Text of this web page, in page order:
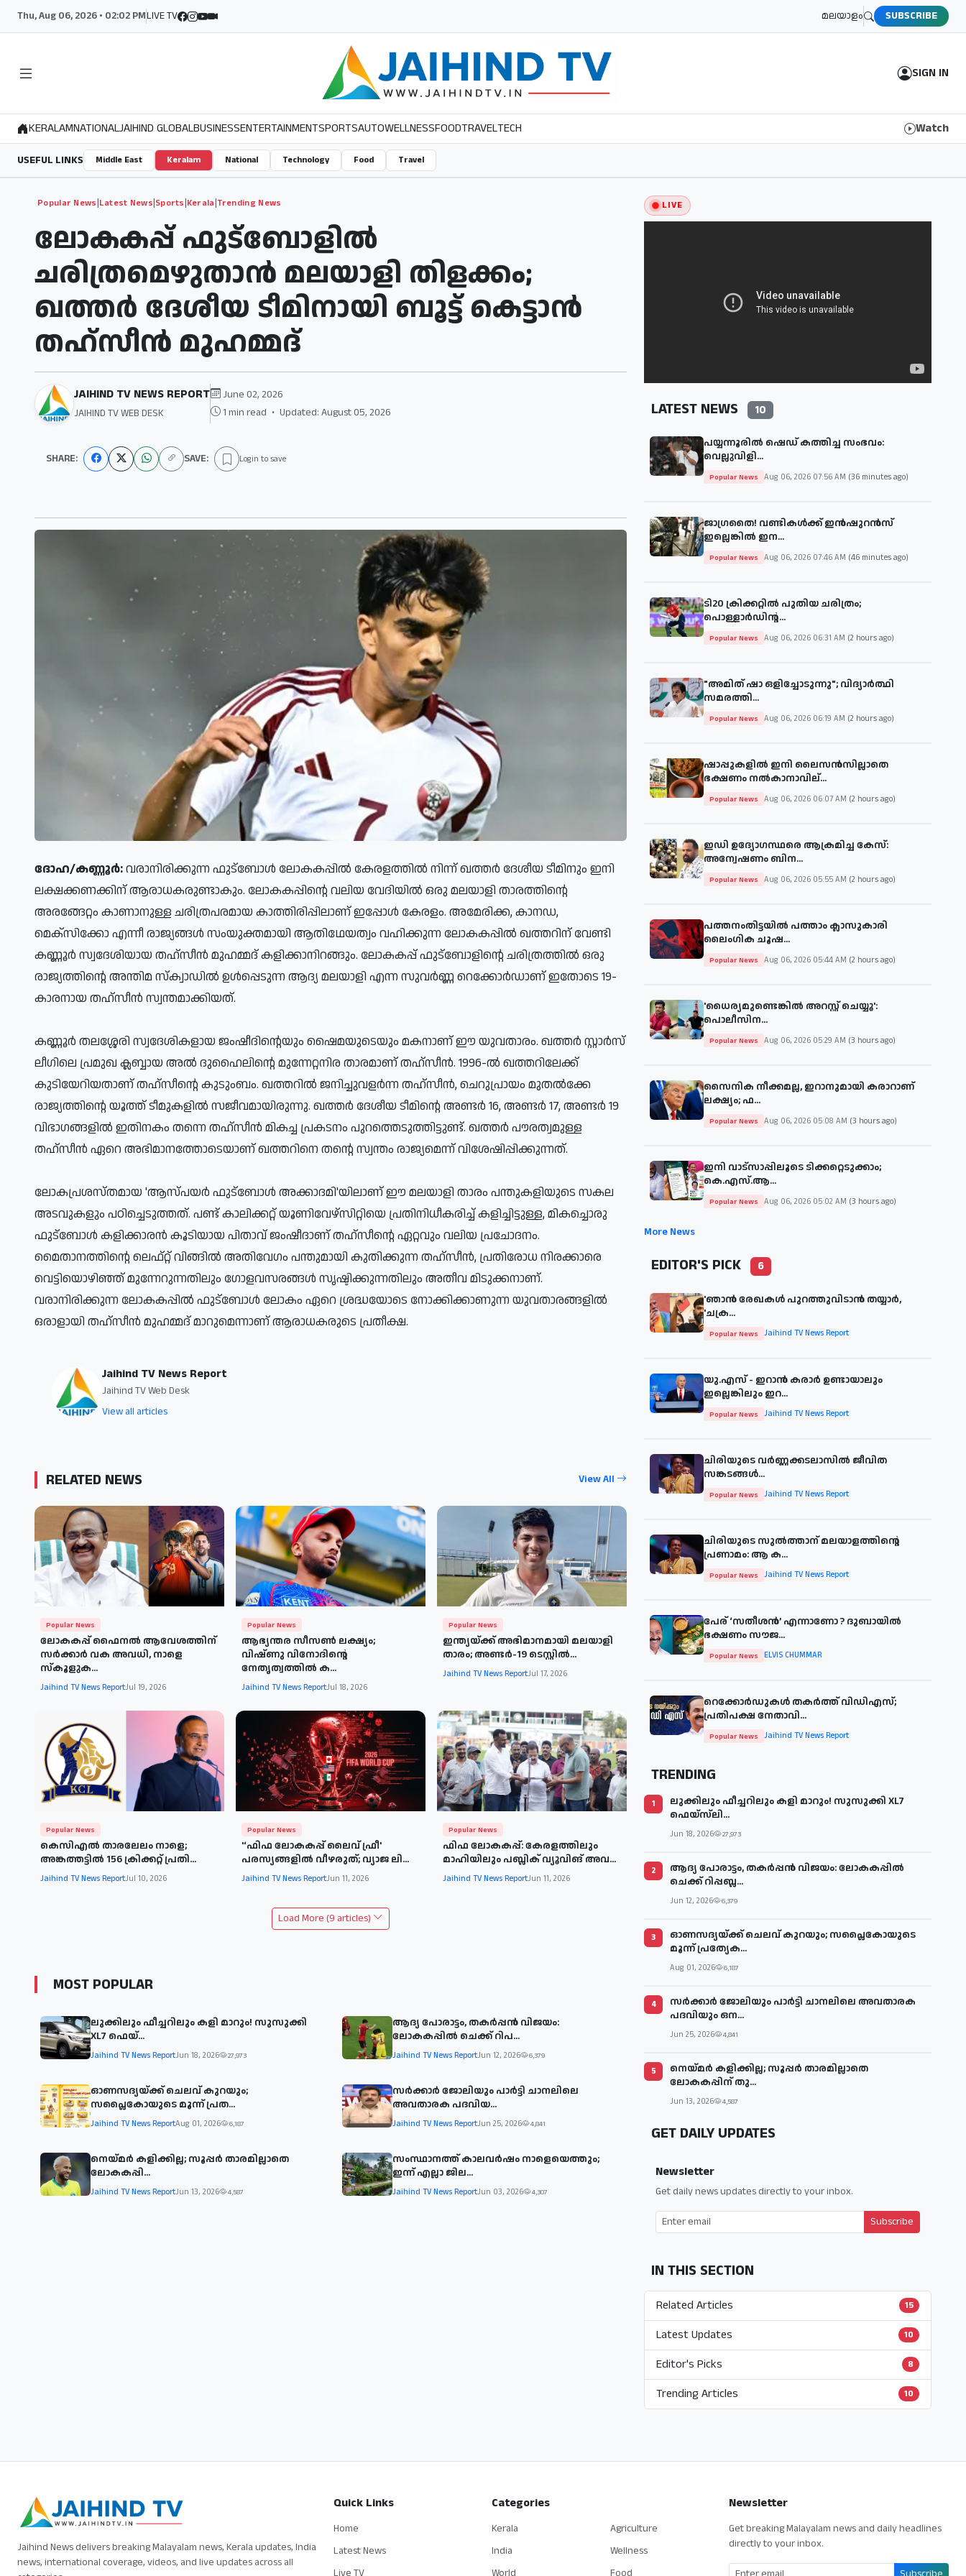
Thu, Aug 06, 2026 • 02:02 PMLIVE TV മലയാളം SUBSCRIBE
SIGN IN
KERALAMNATIONALJAIHIND GLOBALBUSINESSENTERTAINMENTSPORTSAUTOWELLNESSFOODTRAVELTECH Watch
USEFUL LINKS Middle East Keralam National Technology Food Travel
Popular News|Latest News|Sports|Kerala|Trending News
ലോകകപ്പ് ഫുട്‌ബോളില്‍
ചരിത്രമെഴുതാന്‍ മലയാളി തിളക്കം;
ഖത്തര്‍ ദേശീയ ടീമിനായി ബൂട്ട് കെട്ടാന്‍
തഹ്സീന്‍ മുഹമ്മദ്
JAIHIND TV NEWS REPORT
JAIHIND TV WEB DESK
June 02, 2026
1 min read • Updated: August 05, 2026
SHARE: SAVE: Login to save
ദോഹ/കണ്ണൂര്‍:വരാനിരിക്കുന്ന ഫുട്ബോള്‍ ലോകകപ്പില്‍ കേരളത്തില്‍ നിന്ന് ഖത്തര്‍ ദേശീയ ടീമിനും ഇനി
ലക്ഷക്കണക്കിന് ആരാധകരുണ്ടാകും. ലോകകപ്പിന്റെ വലിയ വേദിയില്‍ ഒരു മലയാളി താരത്തിന്റെ
അരങ്ങേറ്റം കാണാനുള്ള ചരിത്രപരമായ കാത്തിരിപ്പിലാണ് ഇപ്പോള്‍ കേരളം. അമേരിക്ക, കാനഡ,
മെക്‌സിക്കോ എന്നീ രാജ്യങ്ങള്‍ സംയുക്തമായി ആതിഥേയത്വം വഹിക്കുന്ന ലോകകപ്പില്‍ ഖത്തറിന് വേണ്ടി
കണ്ണൂര്‍ സ്വദേശിയായ തഹ്സീന്‍ മുഹമ്മദ് കളിക്കാനിറങ്ങും. ലോകകപ്പ് ഫുട്‌ബോളിന്റെ ചരിത്രത്തില്‍ ഒരു
രാജ്യത്തിന്റെ അന്തിമ സ്‌ക്വാഡില്‍ ഉള്‍പ്പെടുന്ന ആദ്യ മലയാളി എന്ന സുവര്‍ണ്ണ റെക്കോര്‍ഡാണ് ഇതോടെ 19-
കാരനായ തഹ്സീന്‍ സ്വന്തമാക്കിയത്.
കണ്ണൂര്‍ തലശ്ശേരി സ്വദേശികളായ ജംഷീദിന്റെയും ഷൈമയുടെയും മകനാണ് ഈ യുവതാരം. ഖത്തര്‍ സ്റ്റാര്‍സ്
ലീഗിലെ പ്രമുഖ ക്ലബ്ബായ അല്‍ ദുഹൈലിന്റെ മുന്നേറ്റനിര താരമാണ് തഹ്സീന്‍. 1996-ല്‍ ഖത്തറിലേക്ക്
കുടിയേറിയതാണ് തഹ്സീന്റെ കുടുംബം. ഖത്തറില്‍ ജനിച്ചുവളര്‍ന്ന തഹ്സീന്‍, ചെറുപ്രായം മുതല്‍ക്കേ
രാജ്യത്തിന്റെ യൂത്ത് ടീമുകളില്‍ സജീവമായിരുന്നു. ഖത്തര്‍ ദേശീയ ടീമിന്റെ അണ്ടര്‍ 16, അണ്ടര്‍ 17, അണ്ടര്‍ 19
വിഭാഗങ്ങളില്‍ ഇതിനകം തന്നെ തഹ്സീന്‍ മികച്ച പ്രകടനം പുറത്തെടുത്തിട്ടുണ്ട്. ഖത്തര്‍ പൗരത്വമുള്ള
തഹ്സീന്‍ ഏറെ അഭിമാനത്തോടെയാണ് ഖത്തറിനെ തന്റെ സ്വന്തം രാജ്യമെന്ന് വിശേഷിപ്പിക്കുന്നത്.
ലോകപ്രശസ്തമായ 'ആസ്പയര്‍ ഫുട്ബോള്‍ അക്കാദമി'യിലാണ് ഈ മലയാളി താരം പന്തുകളിയുടെ സകല
അടവുകളും പഠിച്ചെടുത്തത്. പണ്ട് കാലിക്കറ്റ് യൂണിവേഴ്സിറ്റിയെ പ്രതിനിധീകരിച്ച് കളിച്ചിട്ടുള്ള, മികച്ചൊരു
ഫുട്ബോള്‍ കളിക്കാരന്‍ കൂടിയായ പിതാവ് ജംഷീദാണ് തഹ്സീന്റെ ഏറ്റവും വലിയ പ്രചോദനം.
മൈതാനത്തിന്റെ ലെഫ്റ്റ് വിങ്ങില്‍ അതിവേഗം പന്തുമായി കുതിക്കുന്ന തഹ്സീന്‍, പ്രതിരോധ നിരക്കാരെ
വെട്ടിയൊഴിഞ്ഞ് മുന്നേറുന്നതിലും ഗോളവസരങ്ങള്‍ സൃഷ്ടിക്കുന്നതിലും അതീവ മിടുക്കനാണ്.
വരാനിരിക്കുന്ന ലോകകപ്പില്‍ ഫുട്ബോള്‍ ലോകം ഏറെ ശ്രദ്ധയോടെ നോക്കിക്കാണുന്ന യുവതാരങ്ങളില്‍
ഒരാളായി തഹ്സീന്‍ മുഹമ്മദ് മാറുമെന്നാണ് ആരാധകരുടെ പ്രതീക്ഷ.
Jaihind TV News Report
Jaihind TV Web Desk
View all articles
RELATED NEWS View All
Popular News
ലോകകപ്പ് ഫൈനൽ ആവേശത്തിന്
സർക്കാർ വക അവധി, നാളെ
സ്കൂളുക...
Jaihind TV News ReportJul 19, 2026
Popular News
ആഭ്യന്തര സീസൺ ലക്ഷ്യം;
വിഷ്ണു വിനോദിന്റെ
നേതൃത്വത്തിൽ ക...
Jaihind TV News ReportJul 18, 2026
Popular News
ഇന്ത്യയ്ക്ക് അഭിമാനമായി മലയാളി
താരം; അണ്ടർ-19 ടെസ്റ്റിൽ...
Jaihind TV News ReportJul 17, 2026
Popular News
കെസിഎൽ താരലേലം നാളെ;
അങ്കത്തട്ടിൽ 156 ക്രിക്കറ്റ് പ്രതി...
Jaihind TV News ReportJul 10, 2026
Popular News
'‘ഫിഫ ലോകകപ്പ് ലൈവ് ഫ്രീ'
പരസ്യങ്ങളിൽ വീഴരുത്; വ്യാജ ലി...
Jaihind TV News ReportJun 11, 2026
Popular News
ഫിഫ ലോകകപ്പ്: കേരളത്തിലും
മാഹിയിലും പബ്ലിക് വ്യൂവിങ് അവ...
Jaihind TV News ReportJun 11, 2026
Load More (9 articles)
MOST POPULAR
ലുക്കിലും ഫീച്ചറിലും കളി മാറും! സുസുക്കി
XL7 ഫെയ്‌...
Jaihind TV News ReportJun 18, 2026 27,973
ആദ്യ പോരാട്ടം, തകർപ്പൻ വിജയം:
ലോകകപ്പിൽ ചെക്ക് റിപ...
Jaihind TV News ReportJun 12, 2026 6,379
ഓണസദ്യയ്ക്ക് ചെലവ് കുറയും;
സപ്ലൈകോയുടെ മൂന്ന് പ്രത...
Jaihind TV News ReportAug 01, 2026 6,187
സര്‍ക്കാര്‍ ജോലിയും പാര്‍ട്ടി ചാനലിലെ
അവതാരക പദവിയ...
Jaihind TV News ReportJun 25, 2026 4,841
നെയ്മര്‍ കളിക്കില്ല; സൂപ്പര്‍ താരമില്ലാതെ
ലോകകപ്പി...
Jaihind TV News ReportJun 13, 2026 4,587
സംസ്ഥാനത്ത് കാലവര്‍ഷം നാളെയെത്തും;
ഇന്ന് എല്ലാ ജില...
Jaihind TV News ReportJun 03, 2026 4,307
LIVE
LATEST NEWS 10
പയ്യന്നൂരില്‍ ഷെഡ് കത്തിച്ച സംഭവം:
വെല്ലുവിളി...
Popular News Aug 06, 2026 07:56 AM (36 minutes ago)
ജാഗ്രതൈ! വണ്ടികള്‍ക്ക് ഇൻഷുറൻസ്
ഇല്ലെങ്കിൽ ഇന...
Popular News Aug 06, 2026 07:46 AM (46 minutes ago)
ടി20 ക്രിക്കറ്റിൽ പുതിയ ചരിത്രം;
പൊള്ളാർഡിന്റ...
Popular News Aug 06, 2026 06:31 AM (2 hours ago)
"അമിത് ഷാ ഒളിച്ചോടുന്നു"; വിദ്യാർത്ഥി
സമരത്തി...
Popular News Aug 06, 2026 06:19 AM (2 hours ago)
ഷാപ്പുകളിൽ ഇനി ലൈസൻസില്ലാതെ
ഭക്ഷണം നൽകാനാവില്...
Popular News Aug 06, 2026 06:07 AM (2 hours ago)
ഇഡി ഉദ്യോഗസ്ഥരെ ആക്രമിച്ച കേസ്:
അന്വേഷണം ബിന...
Popular News Aug 06, 2026 05:55 AM (2 hours ago)
പത്തനംതിട്ടയില്‍ പത്താം ക്ലാസുകാരി
ലൈംഗിക ചൂഷ...
Popular News Aug 06, 2026 05:44 AM (2 hours ago)
'ധൈര്യമുണ്ടെങ്കില്‍ അറസ്റ്റ് ചെയ്യൂ':
പൊലീസിന...
Popular News Aug 06, 2026 05:29 AM (3 hours ago)
സൈനിക നീക്കമല്ല, ഇറാനുമായി കരാറാണ്
ലക്ഷ്യം; ഫ...
Popular News Aug 06, 2026 05:08 AM (3 hours ago)
ഇനി വാട്സാപ്പിലൂടെ ടിക്കറ്റെടുക്കാം;
കെ.എസ്.ആ...
Popular News Aug 06, 2026 05:02 AM (3 hours ago)
More News
EDITOR'S PICK 6
'ഞാന്‍ രേഖകള്‍ പുറത്തുവിടാന്‍ തയ്യാര്‍,
'ചക്ര...
Popular News Jaihind TV News Report
യു.എസ് - ഇറാൻ കരാർ ഉണ്ടായാലും
ഇല്ലെങ്കിലും ഇറ...
Popular News Jaihind TV News Report
ചിരിയുടെ വര്‍ണ്ണക്കടലാസില്‍ ജീവിത
സങ്കടങ്ങള്‍...
Popular News Jaihind TV News Report
ചിരിയുടെ സുൽത്താന് മലയാളത്തിന്റെ
പ്രണാമം: ആ ക...
Popular News Jaihind TV News Report
പേര് ‘സതീശന്‍’ എന്നാണോ ? ദുബായില്‍
ഭക്ഷണം സൗജ...
Popular News ELVIS CHUMMAR
റെക്കോർഡുകൾ തകർത്ത് വിഡിഎസ്;
പ്രതിപക്ഷ നേതാവി...
Popular News Jaihind TV News Report
TRENDING
1
ലുക്കിലും ഫീച്ചറിലും കളി മാറും! സുസുക്കി XL7
ഫെയ്‌സ്‌ലി...
Jun 18, 2026 27,973
2
ആദ്യ പോരാട്ടം, തകർപ്പൻ വിജയം: ലോകകപ്പിൽ
ചെക്ക് റിപ്പബ്ല...
Jun 12, 2026 6,379
3
ഓണസദ്യയ്ക്ക് ചെലവ് കുറയും; സപ്ലൈകോയുടെ
മൂന്ന് പ്രത്യേക...
Aug 01, 2026 6,187
4
സര്‍ക്കാര്‍ ജോലിയും പാര്‍ട്ടി ചാനലിലെ അവതാരക
പദവിയും ഒന...
Jun 25, 2026 4,841
5
നെയ്മര്‍ കളിക്കില്ല; സൂപ്പര്‍ താരമില്ലാതെ
ലോകകപ്പിന് തു...
Jun 13, 2026 4,587
GET DAILY UPDATES
Newsletter
Get daily news updates directly to your inbox.
Subscribe
IN THIS SECTION
Related Articles 15
Latest Updates 10
Editor's Picks 8
Trending Articles 10
Jaihind News delivers breaking Malayalam news, Kerala updates, India
news, international coverage, videos, and live updates across all
Quick Links
Home
Latest News
Live TV
Categories
Kerala
India
World
Agriculture
Wellness
Food
Newsletter
Get breaking Malayalam news and daily headlines
directly to your inbox.